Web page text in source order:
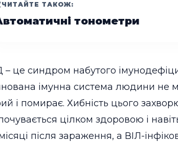
ЧИТАЙТЕ ТАКОЖ:
тонометри
– це синдром набутого
імунна система людини не
і помирає. Хибність цього
цілком здоровою і
після зараження, а ВІЛ-